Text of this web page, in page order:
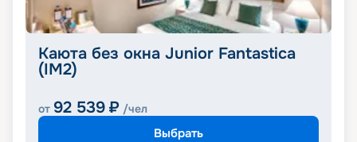
Каюта без окна Junior Fantastica
(IM2)
от 92 539 ₽ /чел
Выбрать